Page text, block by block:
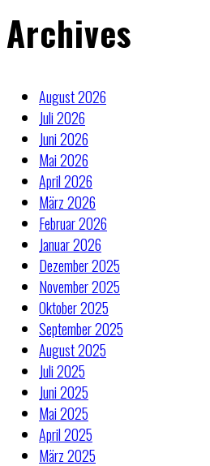
Archives
August 2026
Juli 2026
Juni 2026
Mai 2026
April 2026
März 2026
Februar 2026
Januar 2026
Dezember 2025
November 2025
Oktober 2025
September 2025
August 2025
Juli 2025
Juni 2025
Mai 2025
April 2025
März 2025